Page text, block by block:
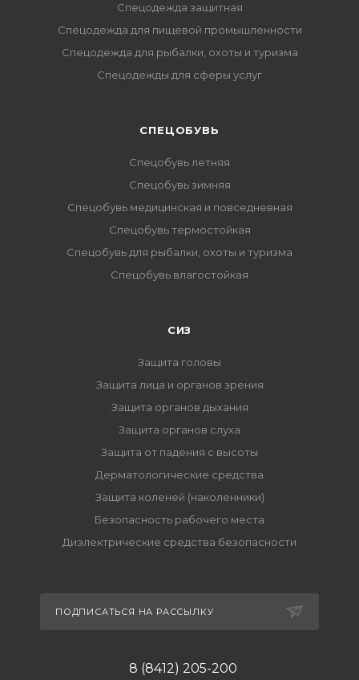
Спецодежда защитная
Спецодежда для пищевой промышленности
Спецодежда для рыбалки, охоты и туризма
Спецодежды для сферы услуг
CПЕЦОБУВЬ
Спецобувь летняя
Спецобувь зимняя
Спецобувь медицинская и повседневная
Спецобувь термостойкая
Спецобувь для рыбалки, охоты и туризма
Спецобувь влагостойкая
СИЗ
Защита головы
Защита лица и органов зрения
Защита органов дыхания
Защита органов слуха
Защита от падения с высоты
Дерматологические средства
Защита коленей (наколенники)
Безопасность рабочего места
Диэлектрические средства безопасности
ПОДПИСАТЬСЯ НА РАССЫЛКУ
8 (8412) 205-200